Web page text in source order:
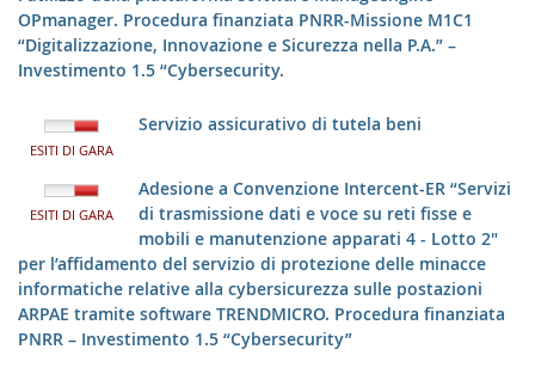
OPmanager. Procedura finanziata PNRR-Missione M1C1
“Digitalizzazione, Innovazione e Sicurezza nella P.A.” –
Investimento 1.5 “Cybersecurity.
ESITI DI GARA
Servizio assicurativo di tutela beni
ESITI DI GARA
Adesione a Convenzione Intercent-ER “Servizi
di trasmissione dati e voce su reti fisse e
mobili e manutenzione apparati 4 - Lotto 2"
per l’affidamento del servizio di protezione delle minacce
informatiche relative alla cybersicurezza sulle postazioni
ARPAE tramite software TRENDMICRO. Procedura finanziata
PNRR – Investimento 1.5 “Cybersecurity”